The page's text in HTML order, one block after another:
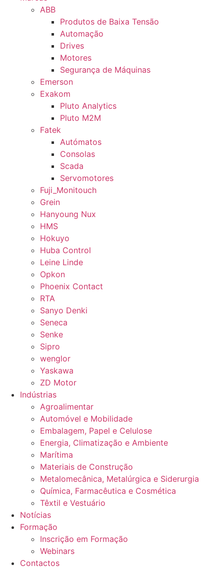
ABB
Produtos de Baixa Tensão
Automação
Drives
Motores
Segurança de Máquinas
Emerson
Exakom
Pluto Analytics
Pluto M2M
Fatek
Autómatos
Consolas
Scada
Servomotores
Fuji_Monitouch
Grein
Hanyoung Nux
HMS
Hokuyo
Huba Control
Leine Linde
Opkon
Phoenix Contact
RTA
Sanyo Denki
Seneca
Senke
Sipro
wenglor
Yaskawa
ZD Motor
Indústrias
Agroalimentar
Automóvel e Mobilidade
Embalagem, Papel e Celulose
Energia, Climatização e Ambiente
Marítima
Materiais de Construção
Metalomecânica, Metalúrgica e Siderurgia
Química, Farmacêutica e Cosmética
Têxtil e Vestuário
Notícias
Formação
Inscrição em Formação
Webinars
Contactos